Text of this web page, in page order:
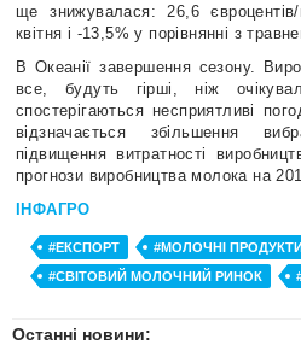
ще знижувалася: 26,6
квітня і -13,5% у порівнянні з
В Океанії завершення сезону.
все, будуть гірші, ніж
спостерігаються несприятливі
відзначається збільшення
підвищення витратності
прогнози виробництва молока на
ІНФАГРО
#ЕКСПОРТ
#МОЛОЧНІ
#СВІТОВИЙ МОЛОЧНИЙ РИНОК
Останні новини: